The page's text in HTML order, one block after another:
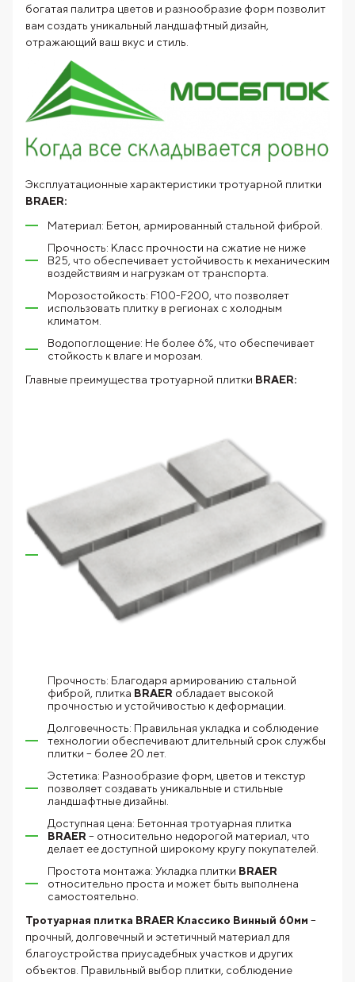
богатая палитра цветов и разнообразие форм позволит
вам создать уникальный ландшафтный дизайн,
отражающий ваш вкус и стиль.
Эксплуатационные характеристики тротуарной плитки
BRAER:
Материал: Бетон, армированный стальной фиброй.
Прочность: Класс прочности на сжатие не ниже
В25, что обеспечивает устойчивость к механическим
воздействиям и нагрузкам от транспорта.
Морозостойкость: F100-F200, что позволяет
использовать плитку в регионах с холодным
климатом.
Водопоглощение: Не более 6%, что обеспечивает
стойкость к влаге и морозам.
Главные преимущества тротуарной плитки BRAER:
Прочность: Благодаря армированию стальной
фиброй, плитка BRAER обладает высокой
прочностью и устойчивостью к деформации.
Долговечность: Правильная укладка и соблюдение
технологии обеспечивают длительный срок службы
плитки – более 20 лет.
Эстетика: Разнообразие форм, цветов и текстур
позволяет создавать уникальные и стильные
ландшафтные дизайны.
Доступная цена: Бетонная тротуарная плитка
BRAER – относительно недорогой материал, что
делает ее доступной широкому кругу покупателей.
Простота монтажа: Укладка плитки BRAER
относительно проста и может быть выполнена
самостоятельно.
Тротуарная плитка BRAER Классико Винный 60мм –
прочный, долговечный и эстетичный материал для
благоустройства приусадебных участков и других
объектов. Правильный выбор плитки, соблюдение